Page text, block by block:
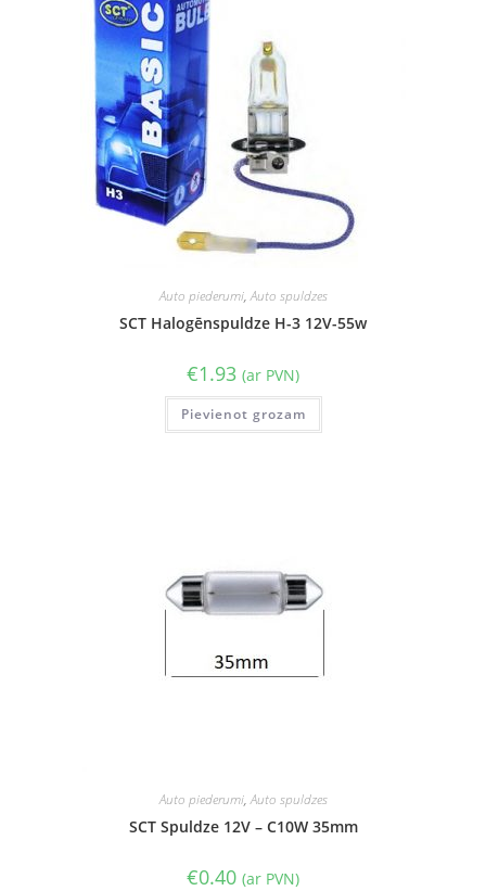
Auto piederumi,Auto spuldzes
SCT Halogēnspuldze H-3 12V-55w
€1.93 (ar PVN)
Pievienot grozam
Auto piederumi,Auto spuldzes
SCT Spuldze 12V – C10W 35mm
€0.40 (ar PVN)